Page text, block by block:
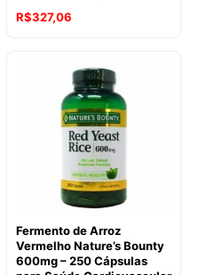
R$327,06
Fermento de Arroz
Vermelho Nature’s Bounty
600mg – 250 Cápsulas